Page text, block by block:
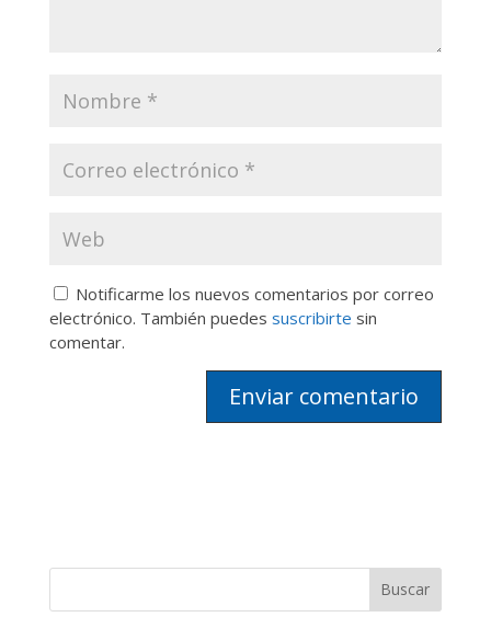
Notificarme los nuevos comentarios por correo
electrónico. También puedes suscribirte sin
comentar.